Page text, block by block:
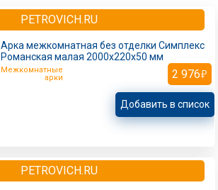
PETROVICH.RU
Арка межкомнатная без отделки Симплекс
Романская малая 2000х220х50 мм
Межкомнатные
арки
2 976
Добавить в список
PETROVICH.RU